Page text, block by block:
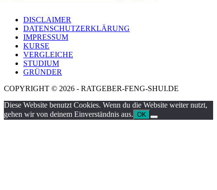
DISCLAIMER
DATENSCHUTZERKLÄRUNG
IMPRESSUM
KURSE
VERGLEICHE
STUDIUM
GRÜNDER
COPYRIGHT © 2026 - RATGEBER-FENG-SHUI.DE
Diese Website benutzt Cookies. Wenn du die Website weiter nutzt,
gehen wir von deinem Einverständnis aus. OK